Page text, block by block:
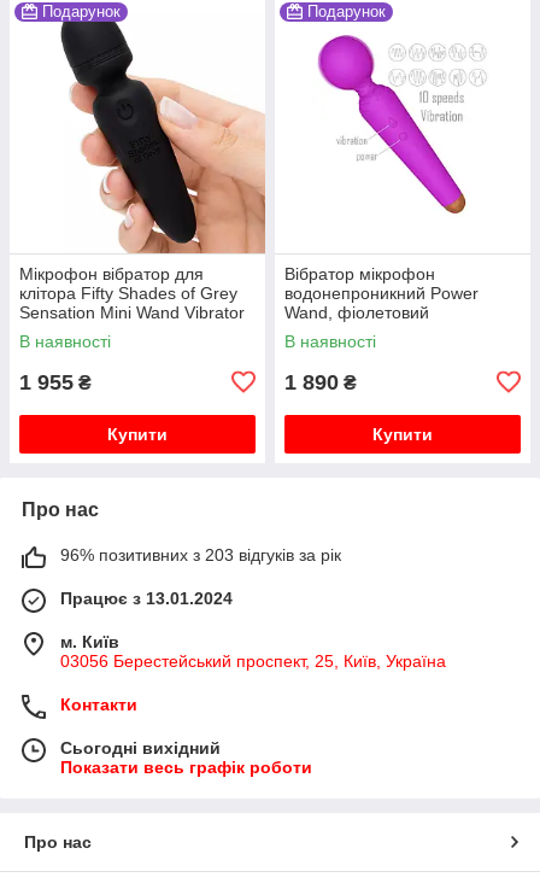
Подарунок
Мікрофон вібратор для
клітора Fifty Shades of Grey
Sensation Mini Wand Vibrator
В наявності
1 955 ₴
Купити
Подарунок
Вібратор мікрофон
водонепроникний Power
Wand, фіолетовий
В наявності
1 890 ₴
Купити
Про нас
96% позитивних з 203 відгуків за рік
Працює з 13.01.2024
м. Київ
03056 Берестейський проспект, 25, Київ, Україна
Контакти
Сьогодні вихідний
Показати весь графік роботи
Про нас